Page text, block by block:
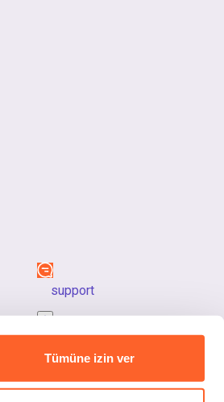
Tümüne izin ver
support